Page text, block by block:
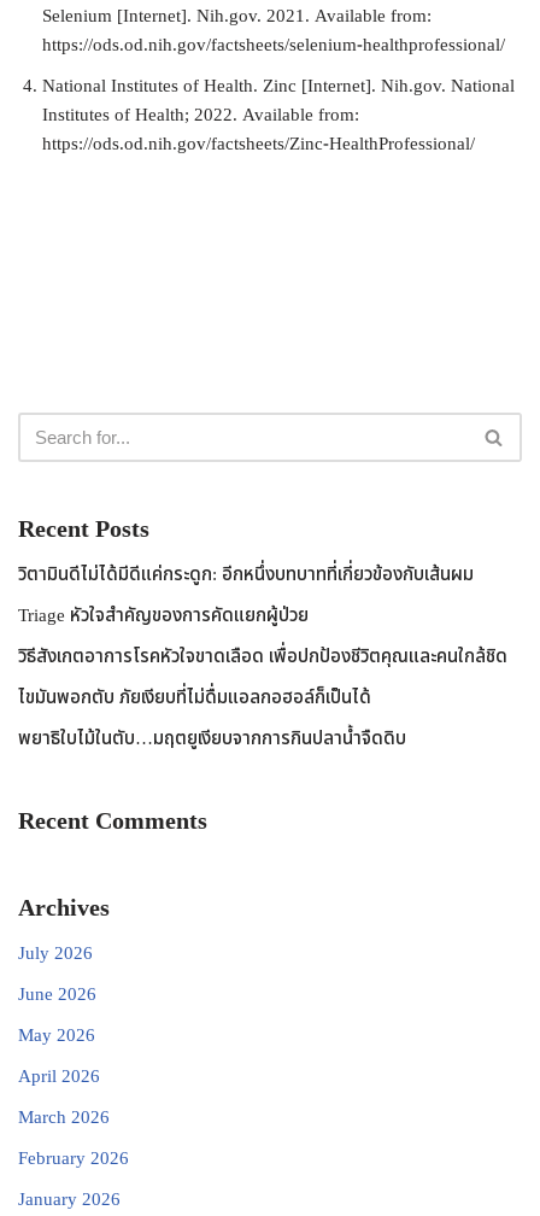
Selenium [Internet]. Nih.gov. 2021. Available from:
https://ods.od.nih.gov/factsheets/selenium-healthprofessional/
National Institutes of Health. Zinc [Internet]. Nih.gov. National
Institutes of Health; 2022. Available from:
https://ods.od.nih.gov/factsheets/Zinc-HealthProfessional/
Recent Posts
วิตามินดีไม่ได้มีดีแค่กระดูก: อีกหนึ่งบทบาทที่เกี่ยวข้องกับเส้นผม
Triage หัวใจสำคัญของการคัดแยกผู้ป่วย
วิธีสังเกตอาการโรคหัวใจขาดเลือด เพื่อปกป้องชีวิตคุณและคนใกล้ชิด
ไขมันพอกตับ ภัยเงียบที่ไม่ดื่มแอลกอฮอล์ก็เป็นได้
พยาธิใบไม้ในตับ…มฤตยูเงียบจากการกินปลาน้ำจืดดิบ
Recent Comments
Archives
July 2026
June 2026
May 2026
April 2026
March 2026
February 2026
January 2026